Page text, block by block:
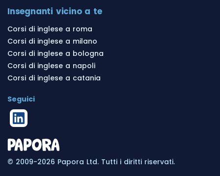
Insegnanti vicino a te
Corsi di inglese a roma
Corsi di inglese a milano
Corsi di inglese a bologna
Corsi di inglese a napoli
Corsi di inglese a catania
Seguici
© 2009-2026 Papora Ltd. Tutti i diritti riservati.